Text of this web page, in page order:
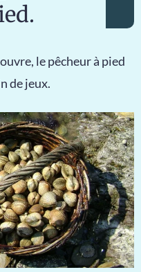
le pêcheur à pied
de jeux.